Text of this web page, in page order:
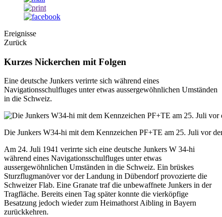
Ereignisse
Zurück
Kurzes Nickerchen mit Folgen
Eine deutsche Junkers verirrte sich während eines
Navigationsschulfluges unter etwas aussergewöhnlichen Umständen
in die Schweiz.
Die Junkers W34-hi mit dem Kennzeichen PF+TE am 25. Juli vor
Am 24. Juli 1941 verirrte sich eine deutsche Junkers W 34-hi
während eines Navigationsschulfluges unter etwas
aussergewöhnlichen Umständen in die Schweiz. Ein brüskes
Sturzflugmanöver vor der Landung in Dübendorf provozierte die
Schweizer Flab. Eine Granate traf die unbewaffnete Junkers in der
Tragfläche. Bereits einen Tag später konnte die vierköpfige
Besatzung jedoch wieder zum Heimathorst Aibling in Bayern
zurückkehren.